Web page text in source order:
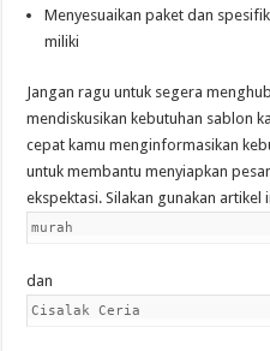
Menyesuaikan paket dan
miliki
Jangan ragu untuk segera
mendiskusikan kebutuhan sablon
cepat kamu menginformasikan
untuk membantu menyiapkan
ekspektasi. Silakan gunakan
murah
dan
Cisalak Ceria